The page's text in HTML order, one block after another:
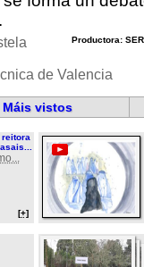
Productora:
de Valencia
Máis vistos
reitora
[+]